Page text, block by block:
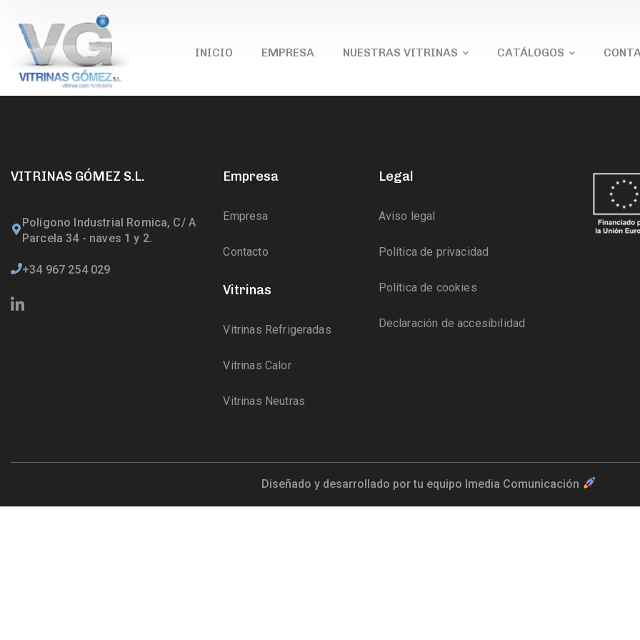
INICIO EMPRESA NUESTRAS VITRINAS CATÁLOGOS
VITRINAS GÓMEZ S.L.
Poligono Industrial Romica, C/ A
Parcela 34 - naves 1 y 2.
+34 967 254 029
Empresa
Empresa
Contacto
Vitrinas
Vitrinas Refrigeradas
Vitrinas Calor
Vitrinas Neutras
Legal
Aviso legal
Política de privacidad
Política de cookies
Declaración de accesibilidad
Diseñado y desarrollado por tu equipo Imedia Comunicación